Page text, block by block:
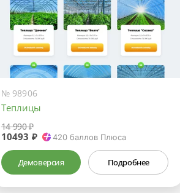
№ 98906
Теплицы
14 990 ₽
10493 ₽ 420 баллов Плюса
Демоверсия Подробнее